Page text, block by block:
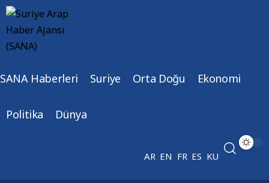
SANA Haberleri Suriye Orta Doğu Ekonomi
Politika Dünya
AR EN FR ES KU